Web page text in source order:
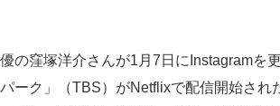
の窪塚洋介さんが1月7日にInstagramを
ーク」（TBS）がNetflixで配信開始さ